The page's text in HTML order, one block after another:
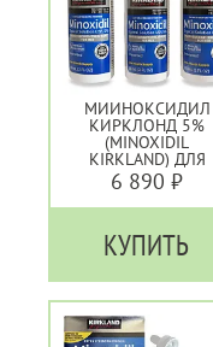
МИИНОКСИДИЛ
КИРКЛОНД 5%
(MINOXIDIL
KIRKLAND) ДЛЯ
РОСТА ВОЛОС - 3
ФЛАКОНА
6 890 ₽
КУПИТЬ